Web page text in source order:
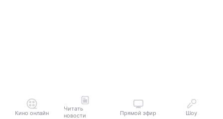
Кино онлайн
Читать
новости
Прямой эфир Шоу